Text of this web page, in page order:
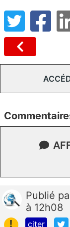
Publié
à 12h08
!
citer